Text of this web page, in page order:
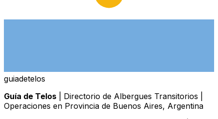
guiadetelos
Guía de Telos | Directorio de Albergues Transitorios |
Operaciones en Provincia de Buenos Aires, Argentina